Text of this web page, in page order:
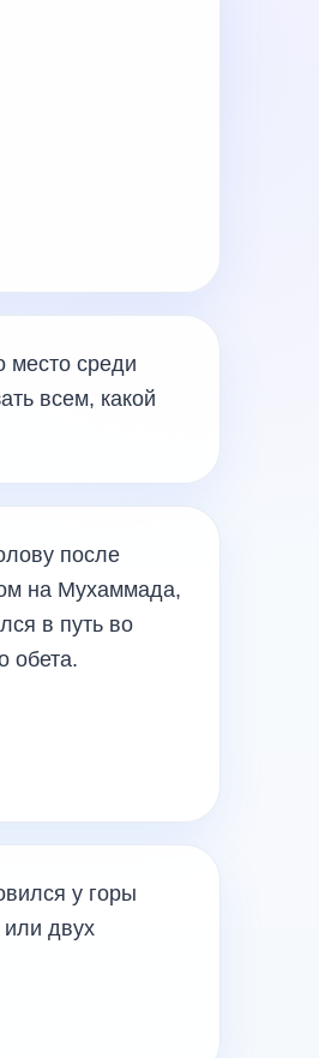
место среди
всем, какой
после
на Мухаммада,
в путь во
обета.
у горы
двух